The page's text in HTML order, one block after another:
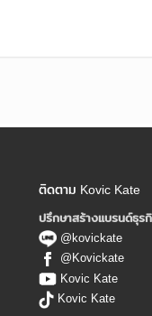
ติดตาม Kovic Kate
ปรึกษาสร้างแบรนด์ธุร
@kovickate
@Kovickate
Kovic Kate
Kovic Kate